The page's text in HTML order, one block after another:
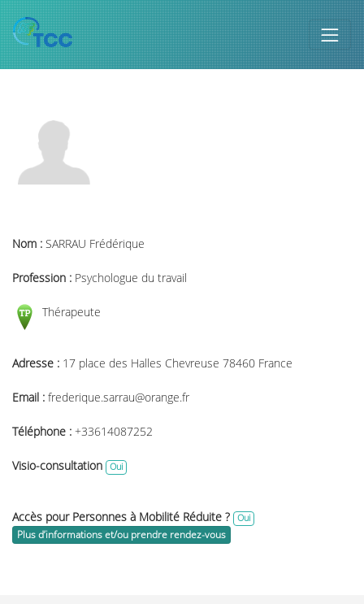
Nom : SARRAU Frédérique
Profession : Psychologue du travail
Thérapeute
Adresse : 17 place des Halles Chevreuse 78460 France
Email : frederique.sarrau@orange.fr
Téléphone : +33614087252
Visio-consultation Oui
Accès pour Personnes à Mobilité Réduite ? Oui
Plus d’informations et/ou prendre rendez-vous